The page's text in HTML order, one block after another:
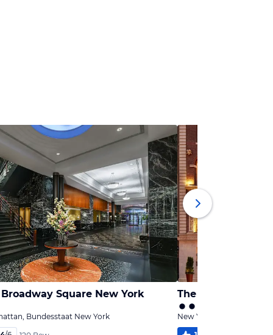
Square New York
Bundesstaat New York
The Chatwal Hotel
New York - Manhattan,